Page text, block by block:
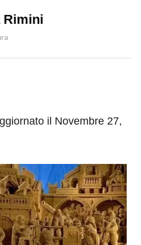
Rimini
il Novembre 27,